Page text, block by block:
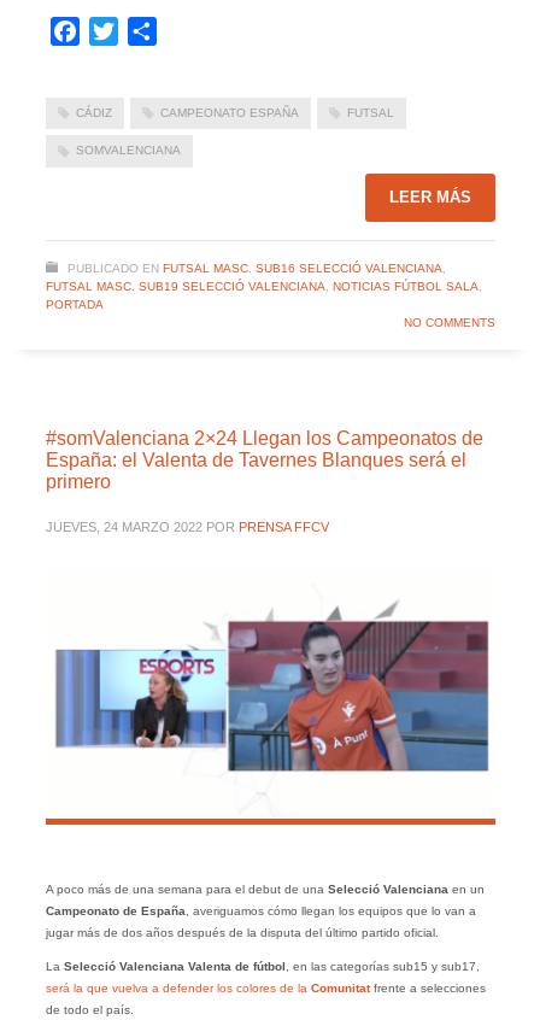
Facebook
Twitter
CÁDIZ CAMPEONATO ESPAÑA FUTSAL
SOMVALENCIANA
LEER MÁS
PUBLICADO EN FUTSAL MASC. SUB16 SELECCIÓ VALENCIANA
FUTSAL MASC. SUB19 SELECCIÓ VALENCIANA
NOTICIAS FÚTBOL SALA
PORTADA
NO COMMENTS
#somValenciana 2×24 Llegan los Campeonatos de
España: el Valenta de Tavernes Blanques será el
primero
JUEVES, 24 MARZO 2022 POR PRENSA FFCV
A poco más de una semana para el debut de una Selecció Valenciana en un
Campeonato de España , averiguamos cómo llegan los equipos que lo van a
jugar más de dos años después de la disputa del último partido oficial.
La Selecció Valenciana Valenta de fútbol , en las categorías sub15 y sub17,
será la que vuelva a defender los colores de la Comunitatfrente a selecciones
de todo el país.